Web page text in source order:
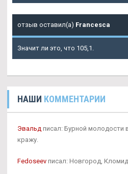
отзыв оставил(а) Francesca
Значит ли это, что 105,1.
НАШИ КОММЕНТАРИИ
Эвальд писал: Бурной молодости
кражу.
Fedoseev писал: Новгород, Кломид